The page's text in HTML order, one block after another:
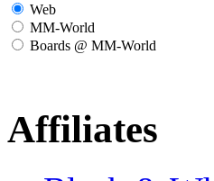
Web
MM-World
Boards @ MM-World
Affiliates